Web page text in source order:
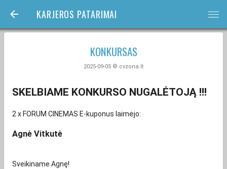
KARJEROS PATARIMAI bars
KONKURSAS
2025-09-05 © cvzona.lt
SKELBIAME KONKURSO NUGALĖTOJĄ !!!
2 x FORUM CINEMAS E-kuponus laimėjo:
Agnė Vitkutė
Sveikiname Agnę!